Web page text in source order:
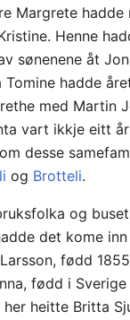
Margrete hadde
Henne
sønenene åt
Tomine hadde
med Martin
vart ikkje eitt
desse
og Brotteli.
og
det kome inn
fødd
fødd i Sverige
her heitte Britta